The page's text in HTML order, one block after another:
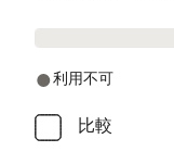
利用不可
比較